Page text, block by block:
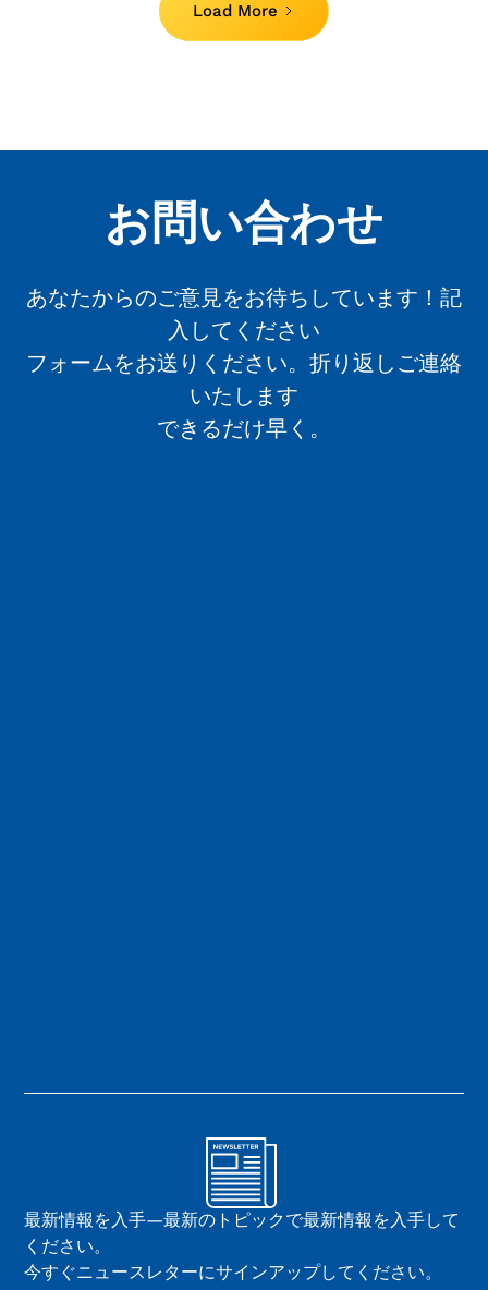
Load More
お問い合わせ
あなたからのご意見をお待ちしています！記
入してください
フォームをお送りください。折り返しご連絡
いたします
できるだけ早く。
最新情報を入手—最新のトピックで最新情報を入手して
ください。
今すぐニュースレターにサインアップしてください。